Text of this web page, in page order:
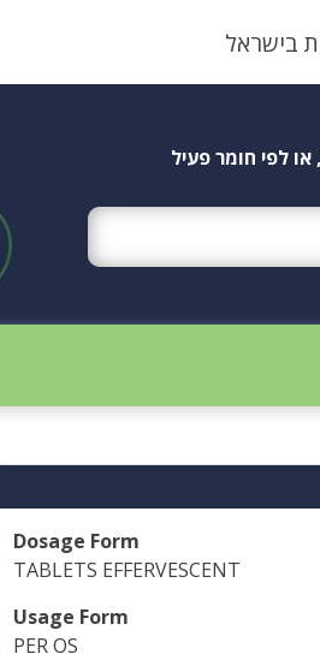
בישראל
לפי חומר פעיל
Dosage Form
TABLETS EFFERVESCENT
Usage Form
PER OS